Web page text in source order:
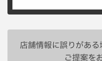
店舗情報に誤りがあ
ご提案を